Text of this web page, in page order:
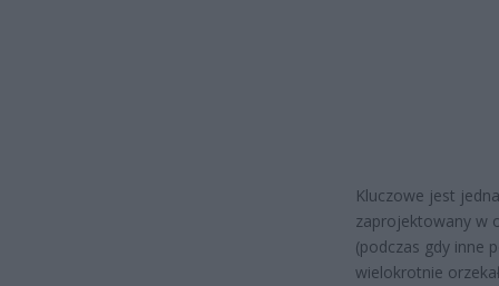
Kluczowe jest
zaprojektowany w
(podczas gdy inne
wielokrotnie